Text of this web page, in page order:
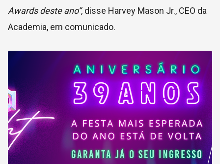
Awards deste ano”, disse Harvey Mason Jr., CEO da
Academia, em comunicado.